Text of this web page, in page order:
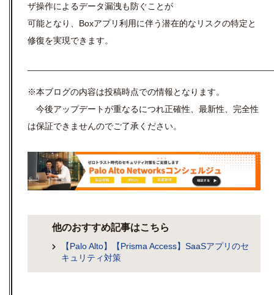
ザ操作によるデータ漏洩も防ぐことが
可能となり、Boxアプリ利用に伴う潜在的なリスクの特定と
修復を実現できます。
※本ブログの内容は投稿時点での情報となります。
今後アップデートが重なるにつれ正確性、最新性、完全性
は保証できませんのでご了承ください。
他のおすすめ記事はこちら
【Palo Alto】【Prisma Access】SaaSアプリのセ
キュリティ対策